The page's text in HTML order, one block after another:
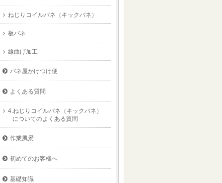
ねじりコイルバネ（キックバネ）
板バネ
線曲げ加工
バネ屋かけつけ便
よくある質問
4.ねじりコイルバネ（キックバネ）
についてのよくある質問
作業風景
初めてのお客様へ
基礎知識